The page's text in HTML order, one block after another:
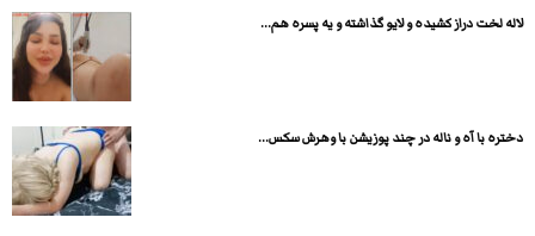
لاله لخت دراز کشیده و لایو گذاشته و یه پسره هم...
دختره با آه و ناله در چند پوزیشن با وهرش سکس...